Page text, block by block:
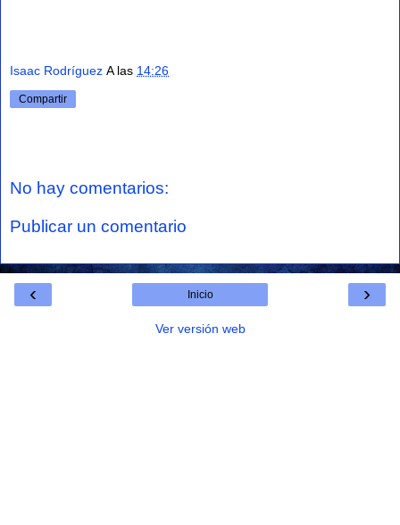
Isaac Rodríguez A las 14:26
Compartir
No hay comentarios:
Publicar un comentario
‹ ›
Inicio
Ver versión web